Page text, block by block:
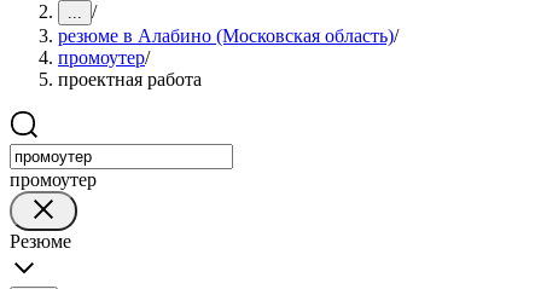
... /
резюме в Алабино (Московская область)/
промоутер/
проектная работа
промоутер
Резюме